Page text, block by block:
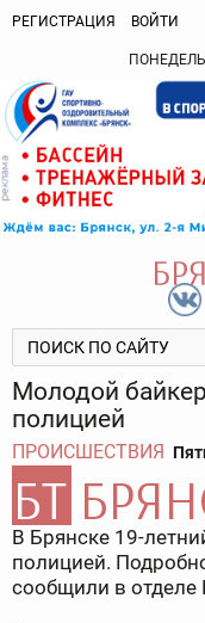
РЕГИСТРАЦИЯ ВОЙТИ
Молодой
полицией
ПРОИСШЕСТВИЯ
В Брянске 19-
полицией.
сообщили в отделе